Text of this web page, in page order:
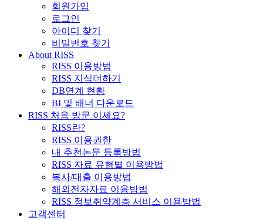
회원가입
로그인
아이디 찾기
비밀번호 찾기
About RISS
RISS 이용방법
RISS 지식더하기
DB연계 현황
BI 및 배너 다운로드
RISS 처음 방문 이세요?
RISS란?
RISS 이용권한
내 추천논문 등록방법
RISS 자료 유형별 이용방법
복사/대출 이용방법
해외전자자료 이용방법
RISS 정보취약계층 서비스 이용방법
고객센터